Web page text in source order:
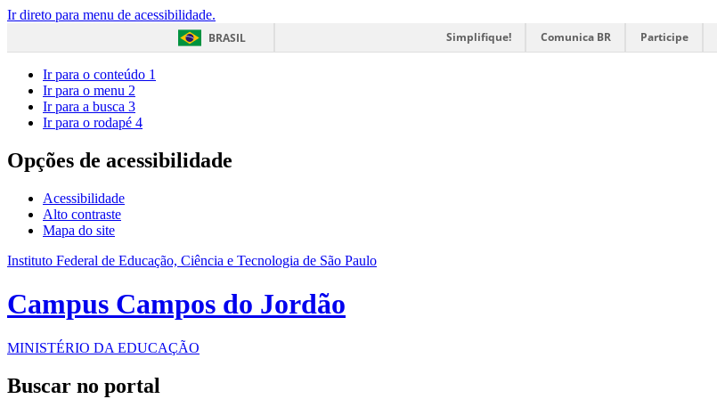
Ir direto para menu de acessibilidade.
BRASIL
Simplifique! Comunica BR Participe
Ir para o conteúdo 1
Ir para o menu 2
Ir para a busca 3
Ir para o rodapé 4
Opções de acessibilidade
Acessibilidade
Alto contraste
Mapa do site
Instituto Federal de Educação, Ciência e Tecnologia de São Paulo
Campus Campos do Jordão
MINISTÉRIO DA EDUCAÇÃO
Buscar no portal